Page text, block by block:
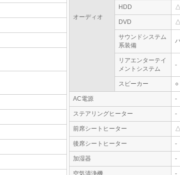
オーディオ
HDD
DVD
サウンドシステム
系装備
リアエンターテイ
メントシステム
-
スピーカー ○
AC電源 -
ステアリングヒーター -
前席シートヒーター
後席シートヒーター -
加湿器 -
空気清浄機 -